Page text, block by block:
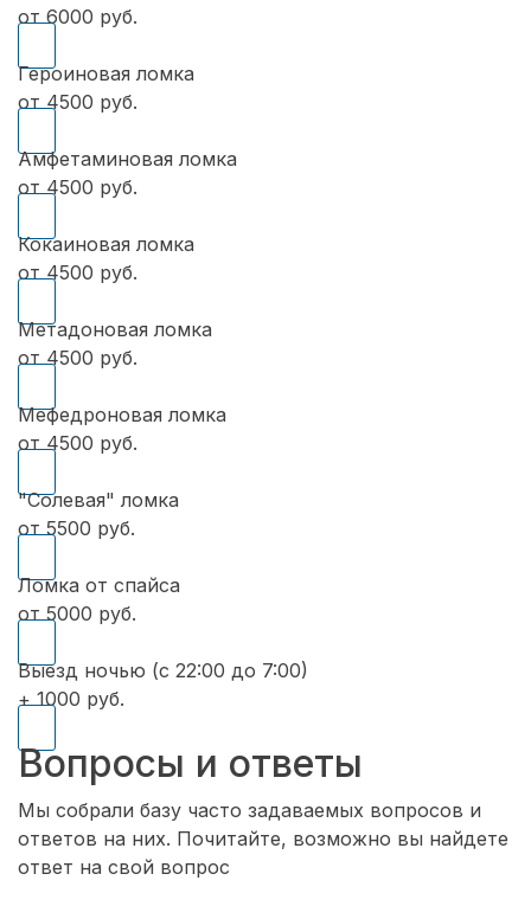
от 6000 руб.
Героиновая ломка
от 4500 руб.
Амфетаминовая ломка
от 4500 руб.
Кокаиновая ломка
от 4500 руб.
Метадоновая ломка
от 4500 руб.
Мефедроновая ломка
от 4500 руб.
"Солевая" ломка
от 5500 руб.
Ломка от спайса
от 5000 руб.
Выезд ночью (с 22:00 до 7:00)
+ 1000 руб.
Вопросы и ответы
Мы собрали базу часто задаваемых вопросов и
ответов на них. Почитайте, возможно вы найдете
ответ на свой вопрос